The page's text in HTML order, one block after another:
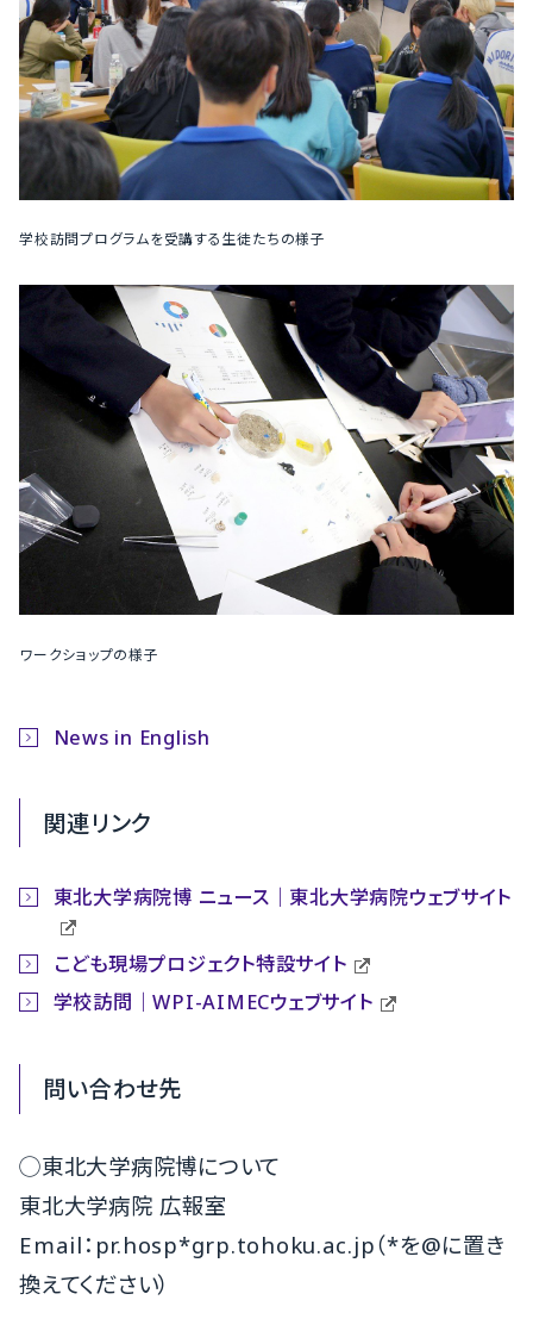
学校訪問プログラムを受講する生徒たちの様子
ワークショップの様子
News in English
関連リンク
東北大学病院博 ニュース｜東北大学病院ウェブサイト
こども現場プロジェクト特設サイト
学校訪問｜WPI-AIMECウェブサイト
問い合わせ先
◯東北大学病院博について
東北大学病院 広報室
Email：pr.hosp*grp.tohoku.ac.jp（*を@に置き
換えてください）